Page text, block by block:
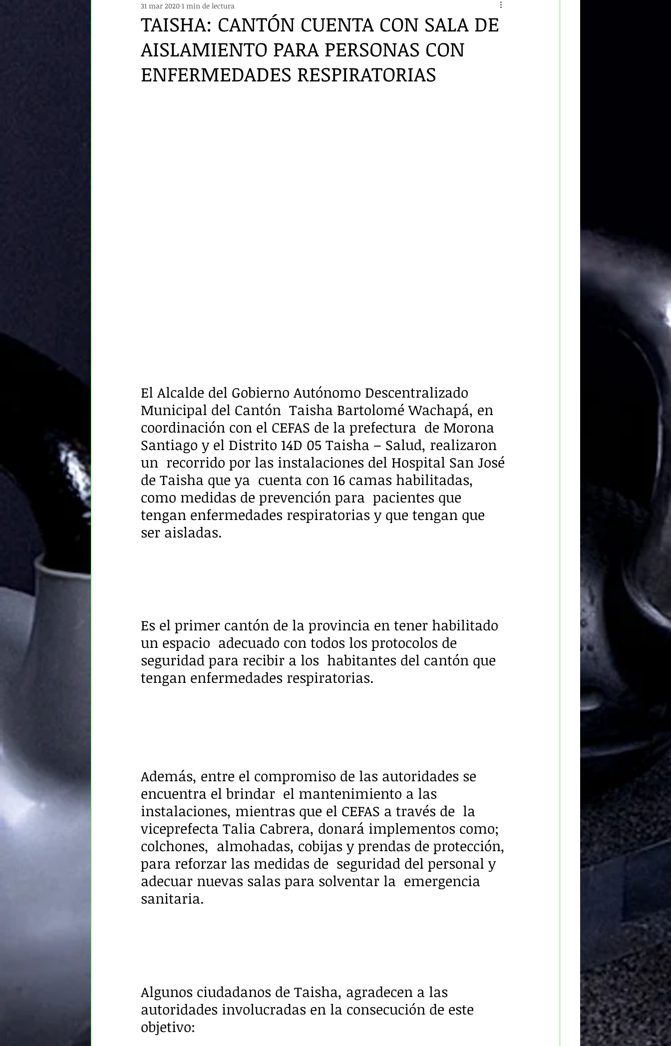
HUMANOS DEL ECUADOR
TAISHA: CANTÓN CUENTA CON SALA DE
AISLAMIENTO PARA PERSONAS CON
ENFERMEDADES RESPIRATORIAS
31 mar 2020 1 min de lectura
El Alcalde del Gobierno Autónomo Descentralizado
Municipal del Cantón  Taisha Bartolomé Wachapá, en
coordinación con el CEFAS de la prefectura  de Morona
Santiago y el Distrito 14D 05 Taisha – Salud, realizaron
un  recorrido por las instalaciones del Hospital San José
de Taisha que ya  cuenta con 16 camas habilitadas,
como medidas de prevención para  pacientes que
tengan enfermedades respiratorias y que tengan que
ser aisladas.
Es el primer cantón de la provincia en tener habilitado
un espacio  adecuado con todos los protocolos de
seguridad para recibir a los  habitantes del cantón que
tengan enfermedades respiratorias.
Además, entre el compromiso de las autoridades se
encuentra el brindar  el mantenimiento a las
instalaciones, mientras que el CEFAS a través de  la
viceprefecta Talia Cabrera, donará implementos como;
colchones,  almohadas, cobijas y prendas de protección,
para reforzar las medidas de  seguridad del personal y
adecuar nuevas salas para solventar la  emergencia
sanitaria.
Algunos ciudadanos de Taisha, agradecen a las
autoridades involucradas en la consecución de este
objetivo: